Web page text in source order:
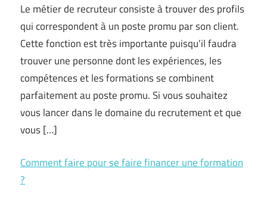
Le métier de recruteur consiste à trouver des profils
qui correspondent à un poste promu par son client.
Cette fonction est très importante puisqu’il faudra
trouver une personne dont les expériences, les
compétences et les formations se combinent
parfaitement au poste promu. Si vous souhaitez
vous lancer dans le domaine du recrutement et que
vous […]
Comment faire pour se faire financer une formation
?